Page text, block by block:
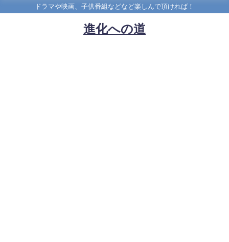
ドラマや映画、子供番組などなど楽しんで頂ければ！
進化への道